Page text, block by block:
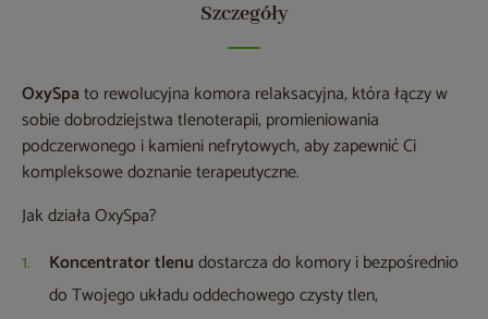
Szczegóły
OxySpato rewolucyjna komora relaksacyjna, która łączy w
sobie dobrodziejstwa tlenoterapii, promieniowania
podczerwonego i kamieni nefrytowych, aby zapewnić Ci
kompleksowe doznanie terapeutyczne.
Jak działa OxySpa?
Koncentrator tlenudostarcza do komory i bezpośrednio
do Twojego układu oddechowego czysty tlen,